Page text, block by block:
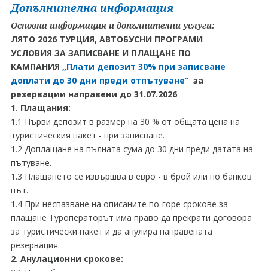
Допълнителна информация
Основна информация и допълнителни услуги:
ЛЯТО 2026 ТУРЦИЯ, АВТОБУСНИ ПРОГРАМИ
УСЛОВИЯ ЗА ЗАПИСВАНЕ И ПЛАЩАНЕ ПО
КАМПАНИЯ „Плати депозит 30% при записване
доплати до 30 дни преди отпътуване“ за
резервации направени до 31.07.2026
1. Плащания:
1.1 Първи депозит в размер на 30 % от общата цена на
туристическия пакет - при записване.
1.2 Доплащане на пълната сума до 30 дни преди датата на
пътуване.
1.3 Плащането се извършва в евро - в брой или по банков
път.
1.4 При неспазване на описаните по-горе срокове за
плащане Туроператорът има право да прекрати договора
за туристически пакет и да анулира направената
резервация.
2. Анулационни срокове: